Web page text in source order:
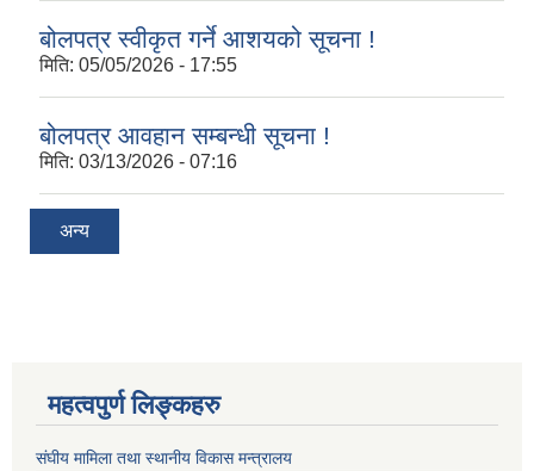
बोलपत्र स्वीकृत गर्ने आशयको सूचना !
मिति: 05/05/2026 - 17:55
बोलपत्र आवहान सम्बन्धी सूचना !
मिति: 03/13/2026 - 07:16
अन्य
महत्वपुर्ण लिङ्कहरु
संघीय मामिला तथा स्थानीय विकास मन्त्रालय